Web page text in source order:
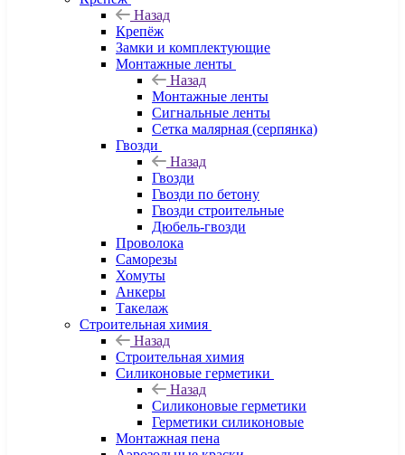
Назад
Крепёж
Замки и комплектующие
Монтажные ленты
Назад
Монтажные ленты
Сигнальные ленты
Сетка малярная (серпянка)
Гвозди
Назад
Гвозди
Гвозди по бетону
Гвозди строительные
Дюбель-гвозди
Проволока
Саморезы
Хомуты
Анкеры
Такелаж
Строительная химия
Назад
Строительная химия
Силиконовые герметики
Назад
Силиконовые герметики
Герметики силиконовые
Монтажная пена